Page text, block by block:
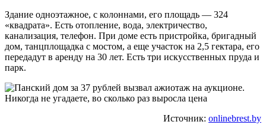
Здание одноэтажное, с колоннами, его площадь — 324
«квадрата». Есть отопление, вода, электричество,
канализация, телефон. При доме есть пристройка, бригадный
дом, танцплощадка с мостом, а еще участок на 2,5 гектара, его
передадут в аренду на 30 лет. Есть три искусственных пруда и
парк.
Источник: onlinebrest.by